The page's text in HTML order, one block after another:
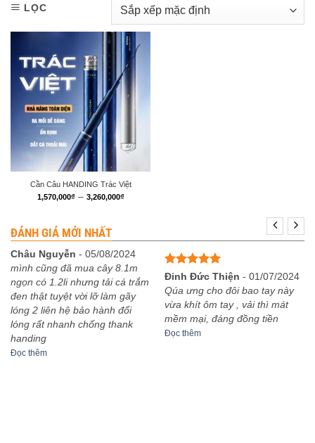
LỌC
Cần Câu HANDING Trác Việt
1,570,000₫ – 3,260,000₫Khoảng
3,260,000₫
ĐÁNH GIÁ MỚI NHẤT
Châu Nguyễn - 05/08/2024
mình cũng đã mua cây 8.1m
ngọn có 1.2li nhưng tải cá trắm
đen thật tuyệt vời lỡ làm gãy
lóng 2 liên hệ bảo hành đổi
lóng rất nhanh chống thank
handing
Đọc thêm
Được xếp
hạng
sao
Đinh Đức Thiện - 01/07/2024
Qúa ưng cho đôi bao tay này
vừa khít ôm tay , vải thì mát
mềm mại, đáng đồng tiền
Đọc thêm